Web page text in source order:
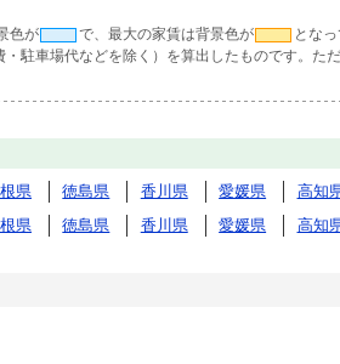
色が で、最大の家賃は背景色が
となっ
駐車場代などを除く）を算出したものです。た
県 徳島県 香川県 愛媛県
高知
県 徳島県 香川県 愛媛県 高知